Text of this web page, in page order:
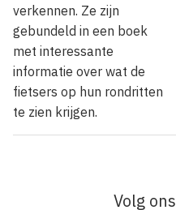
verkennen. Ze zijn
gebundeld in een boek
met interessante
informatie over wat de
fietsers op hun rondritten
te zien krijgen.
Volg ons